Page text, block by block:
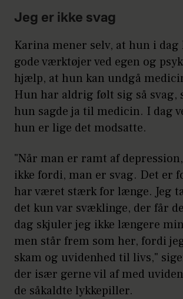
Jeg er ikke svag
Karina mener selv, at hun i dag
gode værktøjer ved egen og
hjælp, at hun kan undgå
Hun har aldrig følt sig så svag,
hun sagde ja til medicin. I dag
hun er lige det modsatte.
"Når man er ramt af
ikke fordi, man er svag. Det er
har været stærk for længe. Jeg
det kun var svæklinge, der får
dag skjuler jeg ikke længere
men står frem som her, fordi
skam og uvidenhed til livs,"
der især gerne vil af med
de såkaldte lykkepiller.